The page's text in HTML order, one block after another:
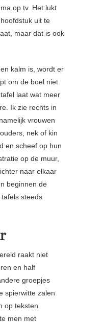
op tv. Het lukt
uit te
maar dat is ook
kalm is, wordt er
om de boel niet
laat wat meer
Ik zie rechts in
vrouwen
nek of kin
en scheef op hun
op de muur,
naar elkaar
beginnen de
steeds
raakt niet
en half
groepjes
spierwitte zalen
op teksten
men met